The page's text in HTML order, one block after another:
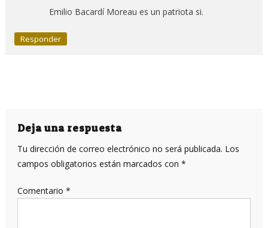
Emilio Bacardí Moreau es un patriota si.
Responder
Deja una respuesta
Tu dirección de correo electrónico no será publicada. Los
campos obligatorios están marcados con *
Comentario *